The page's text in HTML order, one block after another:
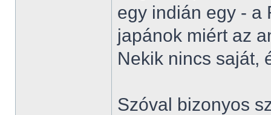
egy indián egy - a
japánok miért az
Nekik nincs saját,
Szóval bizonyos